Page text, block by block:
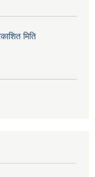
मिति